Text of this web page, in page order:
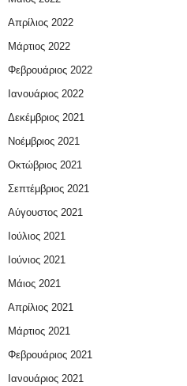
Απρίλιος 2022
Μάρτιος 2022
Φεβρουάριος 2022
Ιανουάριος 2022
Δεκέμβριος 2021
Νοέμβριος 2021
Οκτώβριος 2021
Σεπτέμβριος 2021
Αύγουστος 2021
Ιούλιος 2021
Ιούνιος 2021
Μάιος 2021
Απρίλιος 2021
Μάρτιος 2021
Φεβρουάριος 2021
Ιανουάριος 2021